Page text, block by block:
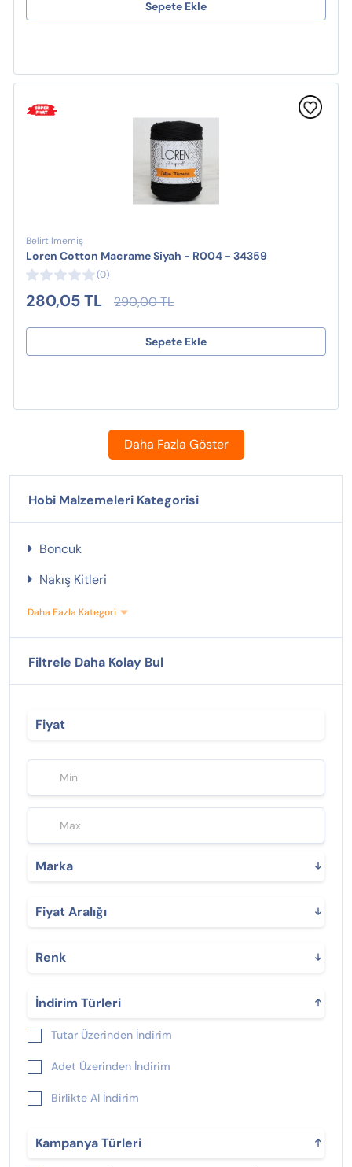
Sepete Ekle
Belirtilmemiş
Loren Cotton Macrame Siyah - R004 - 34359
(0)
280,05 TL 290,00 TL
Sepete Ekle
Daha Fazla Göster
Hobi Malzemeleri Kategorisi
Boncuk
Nakış Kitleri
Daha Fazla Kategori
Filtrele Daha Kolay Bul
Fiyat
Marka
Fiyat Aralığı
Renk
İndirim Türleri
Tutar Üzerinden İndirim
Adet Üzerinden İndirim
Birlikte Al İndirim
Kampanya Türleri